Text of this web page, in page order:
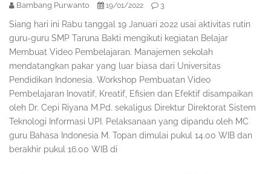
Bambang Purwanto 19/01/2022 3
Siang hari ini Rabu tanggal 19 Januari 2022 usai aktivitas rutin
guru-guru SMP Taruna Bakti mengikuti kegiatan Belajar
Membuat Video Pembelajaran. Manajemen sekolah
mendatangkan pakar yang luar biasa dari Universitas
Pendidikan Indonesia. Workshop Pembuatan Video
Pembelajaran Inovatif, Kreatif, Efisien dan Efektif disampaikan
oleh Dr. Cepi Riyana M.Pd. sekaligus Direktur Direktorat Sistem
Teknologi Informasi UPI. Pelaksanaan yang dipandu oleh MC
guru Bahasa Indonesia M. Topan dimulai pukul 14.00 WIB dan
berakhir pukul 16.00 WIB di